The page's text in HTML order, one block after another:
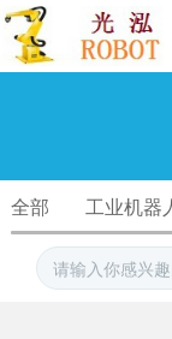
全部 工业机器